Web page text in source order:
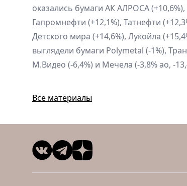
оказались бумаги АК АЛРОСА
Гапромнефти (+12,1%), Татнефти
Детского мира (+14,6%), Лукойла
выглядели бумаги Polymetal (-1%),
М.Видео (-6,4%) и Мечела (-3,8% ао, -
Все материалы